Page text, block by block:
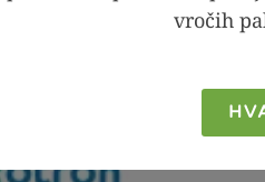
razmaščena moka,
vročih